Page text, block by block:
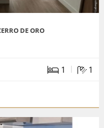
DE ORO
1 | 1